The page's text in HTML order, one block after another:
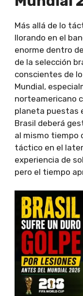
Más allá de lo
llorando en el
enorme dentro
de la selección
conscientes de
Mundial,
norteamericano
planeta puestas
Brasil deberá
al mismo tiempo
táctico en el
experiencia de
pero el tiempo